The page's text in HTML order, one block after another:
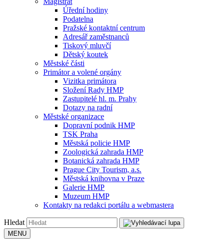
Úřední hodiny
Podatelna
Pražské kontaktní centrum
Adresář zaměstnanců
Tiskový mluvčí
Dětský koutek
Městské části
Primátor a volené orgány
Vizitka primátora
Složení Rady HMP
Zastupitelé hl. m. Prahy
Dotazy na radní
Městské organizace
Dopravní podnik HMP
TSK Praha
Městská policie HMP
Zoologická zahrada HMP
Botanická zahrada HMP
Prague City Tourism, a.s.
Městská knihovna v Praze
Galerie HMP
Muzeum HMP
Kontakty na redakci portálu a webmastera
Hledat
MENU